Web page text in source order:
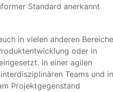
Standard anerkannt
in vielen anderen
oder in
In einer agilen
Teams und in
Projektgegenstand